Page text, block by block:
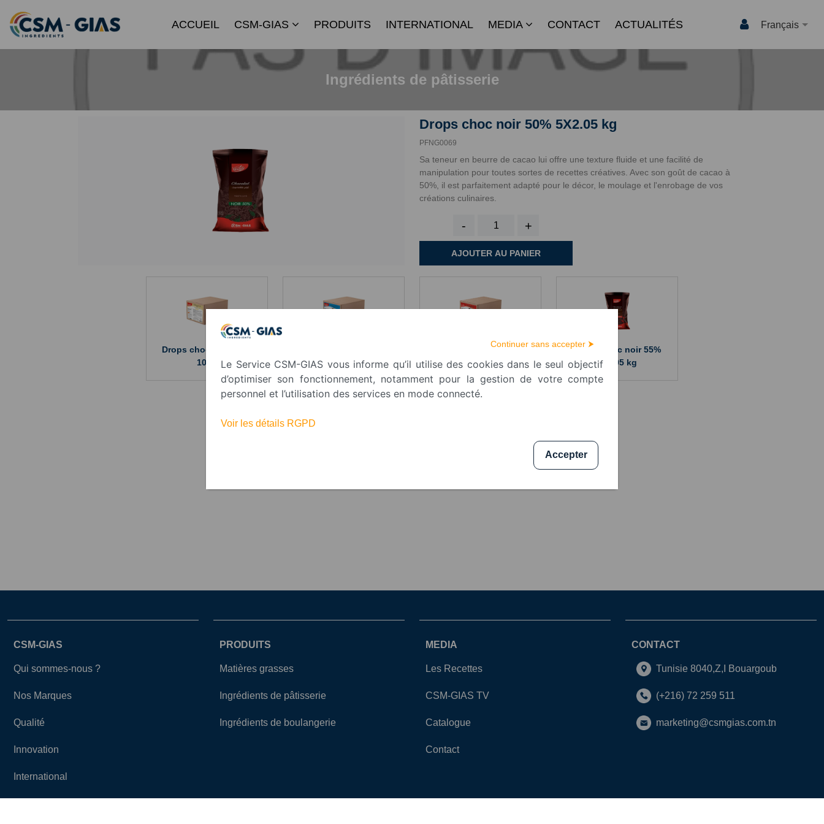
ACCUEIL CSM-GIAS PRODUITS INTERNATIONAL MEDIA CONTACT ACTUALITÉS Français
Ingrédients de pâtisserie
Drops choc noir 50% 5X2.05 kg
PFNG0069
Sa teneur en beurre de cacao lui offre une texture fluide et une facilité de
manipulation pour toutes sortes de recettes créatives. Avec son goût de cacao à
50%, il est parfaitement adapté pour le décor, le moulage et l'enrobage de vos
créations culinaires.
- +
AJOUTER AU PANIER
Drops chocolat blanc
10kg
10kg
Drops chocolat noir 10kg
Drops choc noir 55%
5x2.05 kg
CSM-GIAS
Qui sommes-nous ?
Nos Marques
Qualité
Innovation
International
PRODUITS
Matières grasses
Ingrédients de pâtisserie
Ingrédients de boulangerie
MEDIA
Les Recettes
CSM-GIAS TV
Catalogue
Contact
CONTACT
Tunisie 8040,Z,I Bouargoub
(+216) 72 259 511
marketing@csmgias.com.tn
Continuer sans accepter ⮞
Le Service CSM-GIAS vous informe qu’il utilise des cookies dans le seul objectif
d’optimiser son fonctionnement, notamment pour la gestion de votre compte
personnel et l’utilisation des services en mode connecté.
Voir les détails RGPD
Accepter